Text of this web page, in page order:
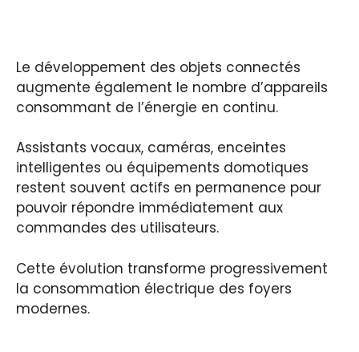
Le développement des objets connectés
augmente également le nombre d’appareils
consommant de l’énergie en continu.
Assistants vocaux, caméras, enceintes
intelligentes ou équipements domotiques
restent souvent actifs en permanence pour
pouvoir répondre immédiatement aux
commandes des utilisateurs.
Cette évolution transforme progressivement
la consommation électrique des foyers
modernes.